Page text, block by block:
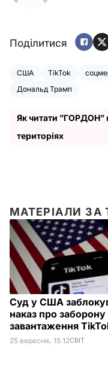
Поділитися
США TikTok
Дональд Трамп
Як читати ”ГОРДОН”
територіях
МАТЕРІАЛИ
Суд у США
наказ про заборону
завантаження
25 вересня, 15.12СВІТ